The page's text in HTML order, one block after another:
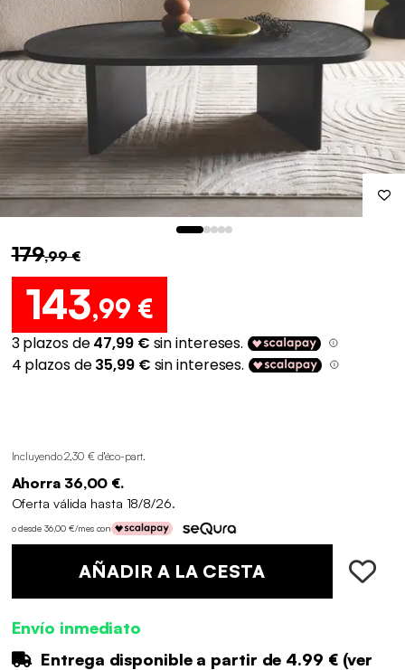
179,99 €
143,99 €
Incluyendo 2,30 € d'éco-part.
Ahorra 36,00 €.
Oferta válida hasta 18/8/26.
o desde 36,00 €/mes con
AÑADIR A LA CESTA
Envío inmediato
Entrega disponible a partir de 4.99 €(ver